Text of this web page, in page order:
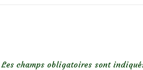
Les champs obligatoires sont